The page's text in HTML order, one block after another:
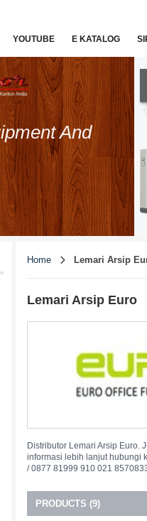
YOUTUBE E KATALOG
And
Home Lemari Arsip
Lemari Arsip Euro
Distributor Lemari Arsip Euro.
informasi lebih lanjut hubungi
/ 0877 81999 910 021
PRODUCTS (9)